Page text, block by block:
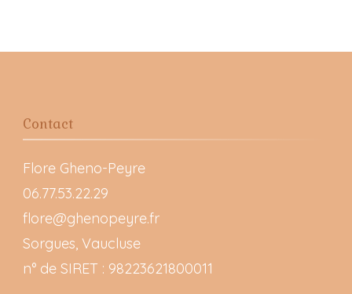
Contact
Flore Gheno-Peyre
06.77.53.22.29
flore@ghenopeyre.fr
Sorgues, Vaucluse
n° de SIRET : 98223621800011